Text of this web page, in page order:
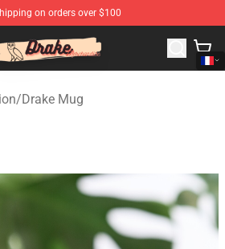
on orders over $100
Drake Merchandise Store
/Drake Mug